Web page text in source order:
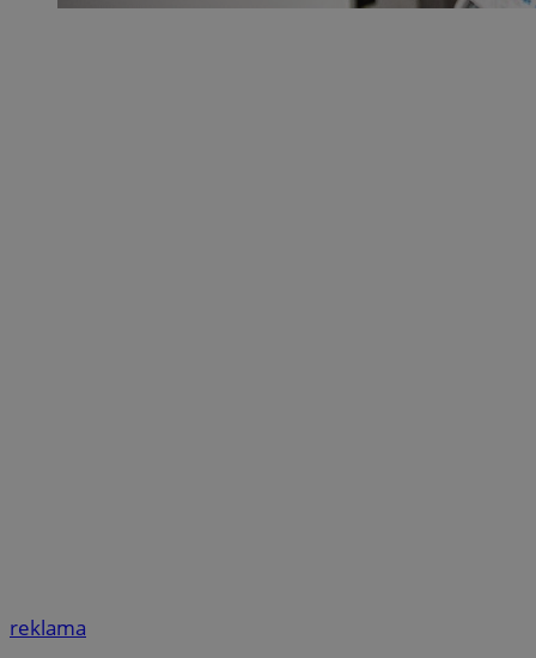
reklama